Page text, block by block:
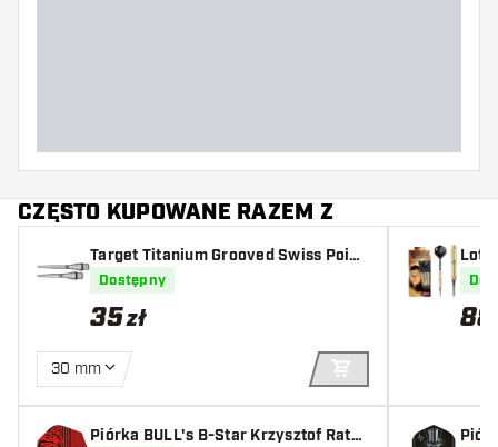
CZĘSTO KUPOWANE RAZEM Z
Target Titanium Grooved Swiss Point
Conversion Point Silver
Dostępny
35zł
30 mm
DODAJ DO
Piórka BULL's B-Star Krzysztof Rataj
88